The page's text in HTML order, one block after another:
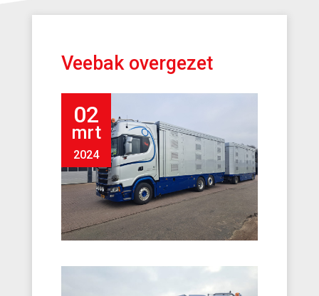
Veebak overgezet
02
mrt
2024